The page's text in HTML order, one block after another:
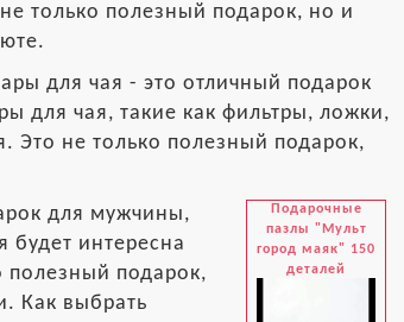
только полезный подарок, но и
для чая - это отличный подарок
для чая, такие как фильтры, ложки,
Это не только полезный подарок,
Подарочные
пазлы "Мульт
город маяк" 150
деталей
для мужчины,
будет интересна
полезный подарок,
Как выбрать